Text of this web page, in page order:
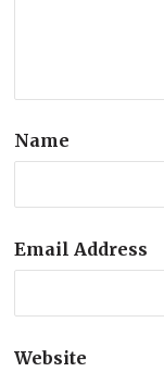
Name
Email Address
Website